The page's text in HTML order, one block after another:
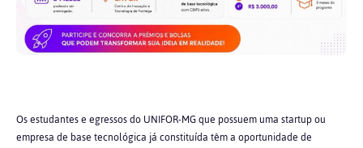
Os estudantes e egressos do UNIFOR-MG que possuem uma startup ou
empresa de base tecnológica já constituída têm a oportunidade de